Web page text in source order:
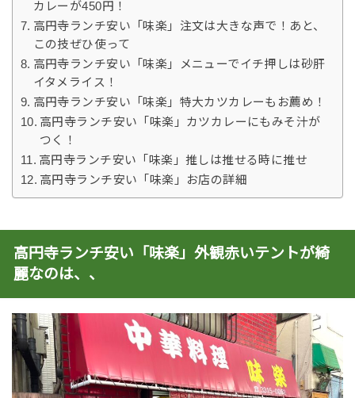
カレーが450円！
高円寺ランチ安い「味楽」注文は大きな声で！あと、
この技ぜひ使って
高円寺ランチ安い「味楽」メニューでイチ押しは砂肝
イタメライス！
高円寺ランチ安い「味楽」特大カツカレーもお薦め！
高円寺ランチ安い「味楽」カツカレーにもみそ汁が
つく！
高円寺ランチ安い「味楽」推しは推せる時に推せ
高円寺ランチ安い「味楽」お店の詳細
高円寺ランチ安い「味楽」外観赤いテントが綺
麗なのは、、